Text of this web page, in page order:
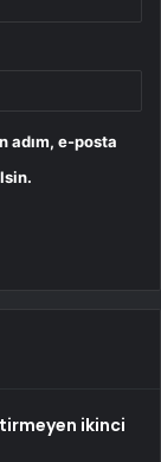
adım, e-posta
ikinci